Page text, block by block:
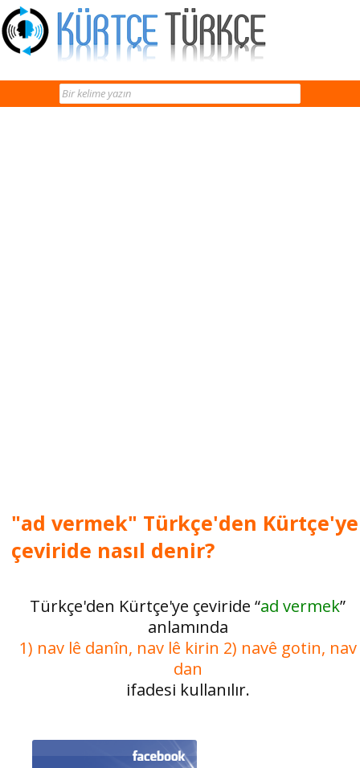
"ad vermek" Türkçe'den Kürtçe'ye
çeviride nasıl denir?
Türkçe'den Kürtçe'ye çeviride “ad vermek”
anlamında
1) nav lê danîn, nav lê kirin 2) navê gotin, nav
dan
ifadesi kullanılır.